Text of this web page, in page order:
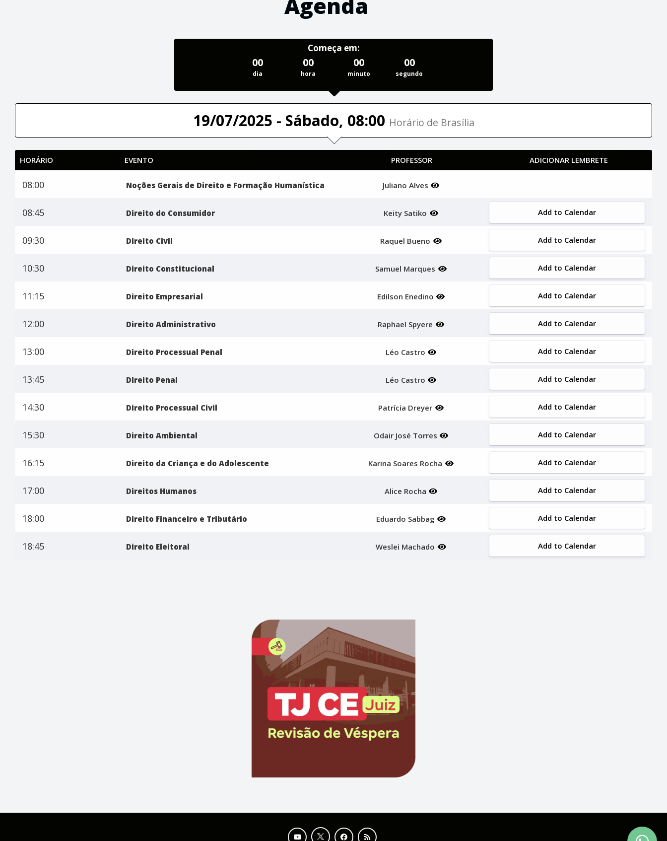
Começa em:
00
dia
00
hora
00
minuto
00
segundo
19/07/2025 - Sábado, 08:00 Horário de Brasília
HORÁRIO EVENTO PROFESSOR ADICIONAR LEMBRETE
08:00 Noções Gerais de Direito e Formação Humanística Juliano Alves
08:45 Direito do Consumidor Keity Satiko Add to Calendar
09:30 Direito Civil Raquel Bueno Add to Calendar
10:30 Direito Constitucional Samuel Marques Add to Calendar
11:15 Direito Empresarial Edilson Enedino Add to Calendar
12:00 Direito Administrativo Raphael Spyere Add to Calendar
13:00 Direito Processual Penal Léo Castro Add to Calendar
13:45 Direito Penal Léo Castro Add to Calendar
14:30 Direito Processual Civil Patrícia Dreyer Add to Calendar
15:30 Direito Ambiental Odair José Torres Add to Calendar
16:15 Direito da Criança e do Adolescente Karina Soares Rocha Add to Calendar
17:00 Direitos Humanos Alice Rocha Add to Calendar
18:00 Direito Financeiro e Tributário Eduardo Sabbag Add to Calendar
18:45 Direito Eleitoral Weslei Machado Add to Calendar